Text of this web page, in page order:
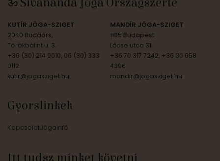
KUTÍR JÓGA-SZIGET
2040 Budaörs,
Törökbálint u. 3.
+36 (30) 214 9010, 06 (30) 333
0112
kutir@jogasziget.hu
MANDÍR JÓGA-SZIGET
1185 Budapest
Lőcse utca 31.
+36 70 317 7242, +36 30 658
4396
mandir@jogasziget.hu
Gyorslinkek
KapcsolatJógainfó
Itt tudsz minket követni